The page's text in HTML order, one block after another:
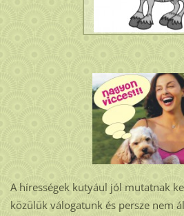
A hírességek kutyául jól mutatnak
közülük válogatunk és persze nem